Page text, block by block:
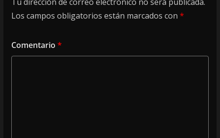
Los campos obligatorios están marcados con *
Comentario *